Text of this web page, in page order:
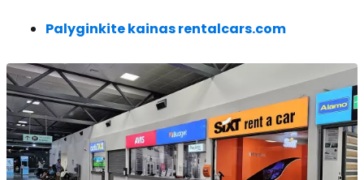
Palyginkite kainas rentalcars.com